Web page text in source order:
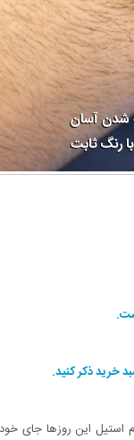
خرید ذکر کنید.
این روزها جای